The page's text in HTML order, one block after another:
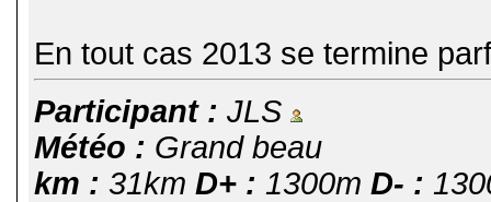
En tout cas 2013 se termine
Participant : JLS
Météo : Grand beau
km : 31km D+ : 1300m D- :